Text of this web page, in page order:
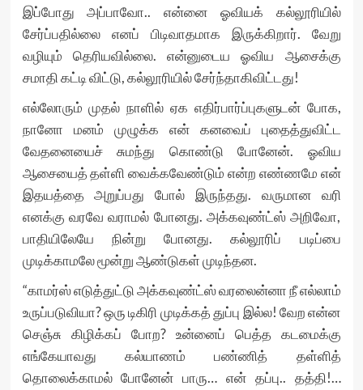
இப்போது அப்பாவோ.. என்னை ஓவியக் கல்லூரியில்
சேர்ப்பதில்லை எனப் பிடிவாதமாக இருக்கிறார். வேறு
வழியும் தெரியவில்லை. என்னுடைய ஓவிய ஆசைக்கு
சமாதி கட்டி விட்டு, கல்லூரியில் சேர்ந்தாகிவிட்டது!
எல்லோரும் முதல் நாளில் ஏக எதிர்பார்ப்புகளுடன் போக,
நானோ மனம் முழுக்க என் கனவைப் புதைத்துவிட்ட
வேதனையைச் சுமந்து கொண்டு போனேன். ஓவிய
ஆசையைத் தள்ளி வைக்கவேண்டும் என்ற எண்ணமே என்
இதயத்தை அறுப்பது போல் இருந்தது. வருமான வரி
எனக்கு வரவே வராமல் போனது. அக்கவுண்ட்ஸ் அறிவோ,
பாதியிலேயே நின்று போனது. கல்லூரிப் படிப்பை
முடிக்காமலே மூன்று ஆண்டுகள் முடிந்தன.
“காமர்ஸ் எடுத்துட்டு அக்கவுண்ட்ஸ் வரலைன்னா நீ எல்லாம்
உருப்படுவியா? ஒரு டிகிரி முடிக்கத் துப்பு இல்ல! வேற என்ன
செஞ்சு கிழிக்கப் போற? உன்னைப் பெத்த கடமைக்கு
எங்கேயாவது கல்யாணம் பண்ணித் தள்ளித்
தொலைக்காமல் போனேன் பாரு… என் தப்பு.. தத்தி!…